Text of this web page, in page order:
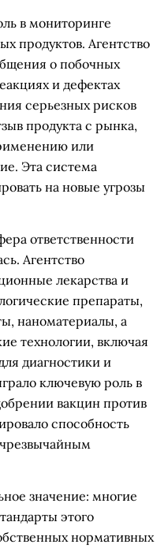
в мониторинге
продуктов. Агентство
о побочных
и дефектах
серьезных рисков
продукта с рынка,
или
Эта система
на новые угрозы
ответственности
Агентство
лекарства и
препараты,
наноматериалы, а
технологии, включая
диагностики и
ключевую роль в
вакцин против
способность
чрезвычайным
значение: многие
этого
нормативных